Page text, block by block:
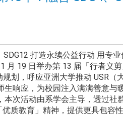
打造永续公益行动 用专业
月 19 日举办第 13 届「行者义
划，呼应亚洲大学推动 USR
响应，为校园注入满满善意与暖
次活动由系学会主导，透过
质教育」精神，提供更具包容